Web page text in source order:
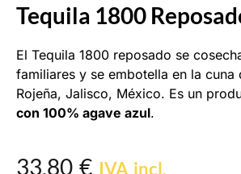
Tequila 1800
El Tequila 1800 reposado se
familiares y se embotella en la cuna
Rojeña, Jalisco, México. Es un
con 100% agave azul.
33,80 € IVA incl.